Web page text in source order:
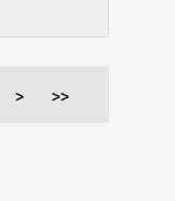
> >>